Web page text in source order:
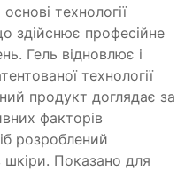
технології
здійснює професійне
Гель відновлює і
технології
продукт доглядає за
факторів
розроблений
шкіри. Показано для